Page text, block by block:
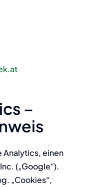
–
Analytics, einen
(„Google“).
„Cookies“,